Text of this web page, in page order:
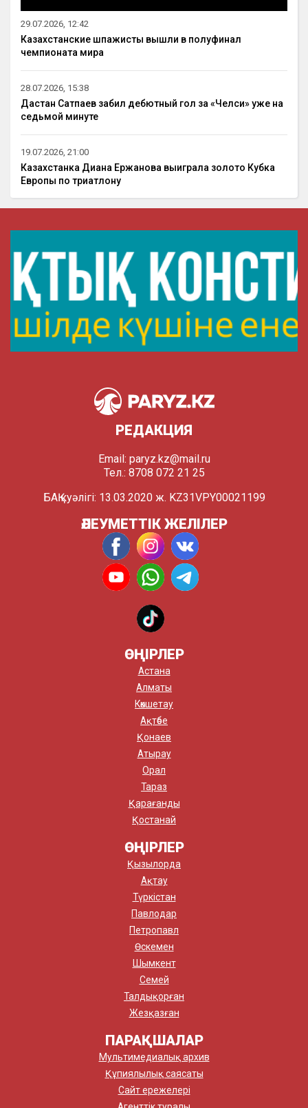
29.07.2026, 12:42
Казахстанские шпажисты вышли в полуфинал
чемпионата мира
28.07.2026, 15:38
Дастан Сатпаев забил дебютный гол за «Челси» уже на
седьмой минуте
19.07.2026, 21:00
Казахстанка Диана Ержанова выиграла золото Кубка
Европы по триатлону
РЕДАКЦИЯ
Email: paryz.kz@mail.ru
Тел.: 8708 072 21 25
БАҚ куәлігі: 13.03.2020 ж. KZ31VPY00021199
ӘЛЕУМЕТТІК ЖЕЛІЛЕР
ӨҢІРЛЕР
Астана
Алматы
Көкшетау
Ақтөбе
Қонаев
Атырау
Орал
Тараз
Қарағанды
Қостанай
ӨҢІРЛЕР
Қызылорда
Ақтау
Түркістан
Павлодар
Петропавл
Өскемен
Шымкент
Семей
Талдықорған
Жезқазған
ПАРАҚШАЛАР
Мультимедиалық архив
Құпиялылық саясаты
Сайт ережелері